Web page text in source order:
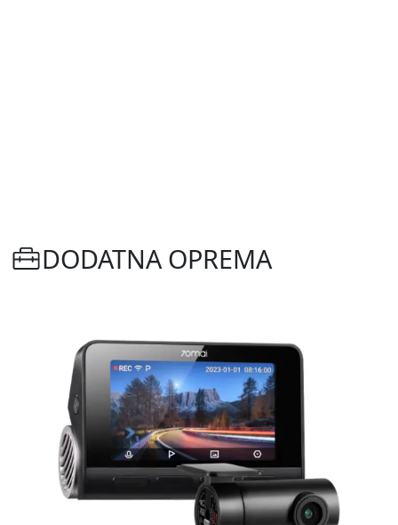
DODATNA OPREMA